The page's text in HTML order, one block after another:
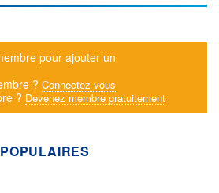
pour ajouter un
? Connectez-vous
? Devenez membre gratuitement